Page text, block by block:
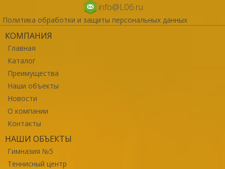
info@L06.ru
Политика обработки и защиты персональных данных
КОМПАНИЯ
Главная
Каталог
Преимущества
Наши объекты
Новости
О компании
Контакты
НАШИ ОБЪЕКТЫ
Гимназия №5
Теннисный центр